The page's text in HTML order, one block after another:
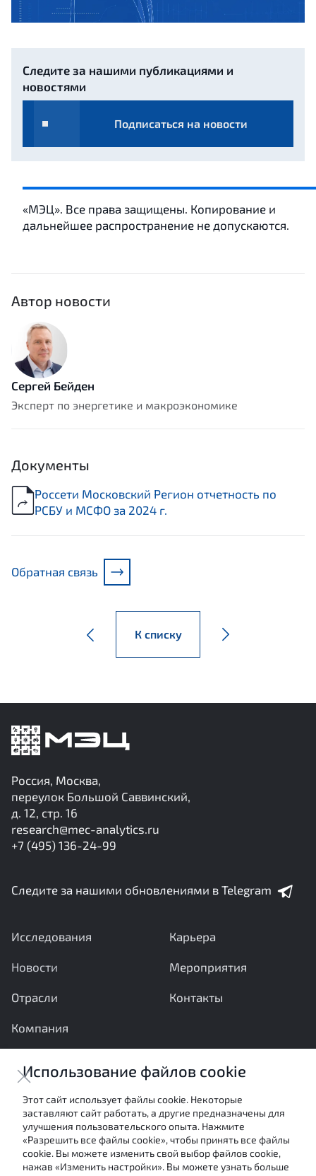
Следите за нашими публикациями и
новостями
Подписаться на новости
«МЭЦ». Все права защищены. Копирование и
дальнейшее распространение не допускаются.
Автор новости
Сергей Бейден
Эксперт по энергетике и макроэкономике
Документы
Россети Московский Регион отчетность по
РСБУ и МСФО за 2024 г.
Обратная связь
К списку
Россия, Москва,
переулок Большой Саввинский,
д. 12, стр. 16
research@mec-analytics.ru
+7 (495) 136-24-99
Следите за нашими обновлениями в Telegram
Исследования
Новости
Отрасли
Компания
Карьера
Мероприятия
Контакты
Отправить сообщение
Настоящие материалы являются собственностью
АНО «Межотраслевой экспертный центр» и не могут
быть использованы в каких-либо целях (в том числе
посредством цитирования или ссылки в средствах
Использование файлов cookie
Этот сайт использует файлы cookie. Некоторые
заставляют сайт работать, а другие предназначены для
улучшения пользовательского опыта. Нажмите
«Разрешить все файлы cookie», чтобы принять все файлы
cookie. Вы можете изменить свой выбор файлов cookie,
нажав «Изменить настройки». Вы можете узнать больше